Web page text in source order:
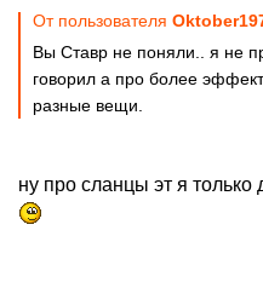
От пользователя
Вы Ставр не поняли.. я не
говорил а про более
разные вещи.
ну про сланцы эт я только